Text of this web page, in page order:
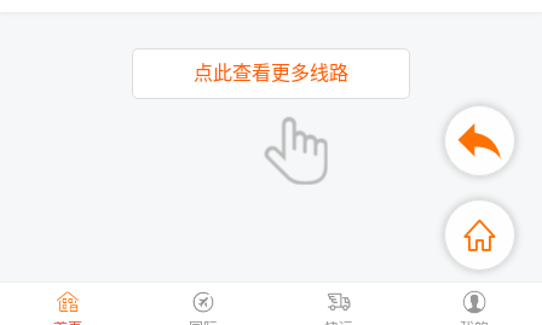
点此查看更多线路